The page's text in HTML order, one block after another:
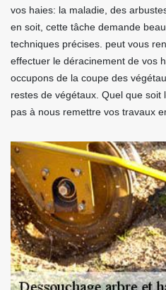
vos haies: la maladie, des
en soit, cette tâche demande
techniques précises. peut vous
effectuer le déracinement de vos
occupons de la coupe des
restes de végétaux. Quel que
pas à nous remettre vos travaux